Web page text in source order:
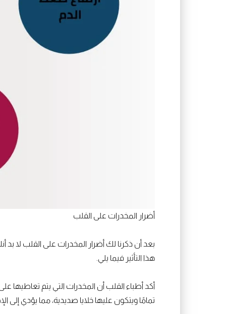
أضرار المخدرات على القلب
بعد أن ذكرنا لك أضرار المخدرات على القلب لا
هذا التأثير فيما يلي.
أكد أطباء القلب أن المخدرات التي يتم
تمامًا ويتكون عليها خلايا صديدية، مما يؤدي إلى